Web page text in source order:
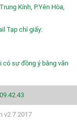
Kính, P.Yên Hòa,
Tạp chí giấy:
có sự đồng ý bằng văn
v2.7 2017